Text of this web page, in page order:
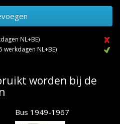
NL+BE)
NL+BE)
worden bij de
Bus 1949-1967